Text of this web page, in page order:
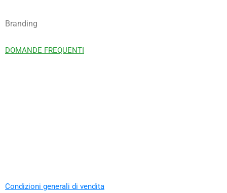
Branding
DOMANDE FREQUENTI
Condizioni generali di vendita